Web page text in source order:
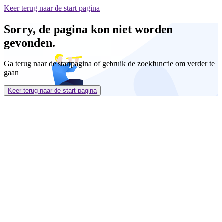
Keer terug naar de start pagina
Sorry, de pagina kon niet worden
gevonden.
Ga terug naar de startpagina of gebruik de zoekfunctie om verder te
gaan
Keer terug naar de start pagina